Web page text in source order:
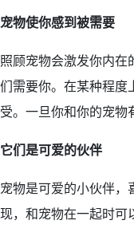
宠物使你感到 被需要
照顾宠物会激发你内在
们需要你。在某种程度
受。一旦你和你的宠物
它们 是可爱的伙伴
宠物是可爱的小伙伴，
现，和宠物在一起时可